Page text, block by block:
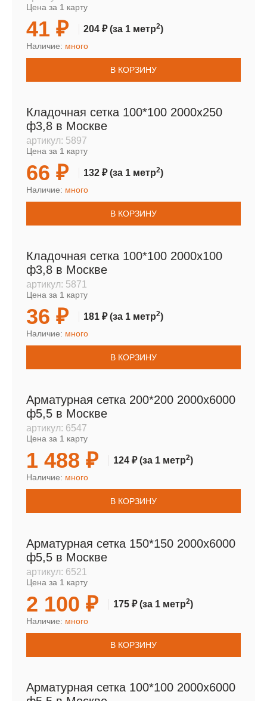
Цена за 1 карту
41 ₽ 204 ₽(за 1 метр2)
Наличие: много
В КОРЗИНУ
Кладочная сетка 100*100 2000х250
ф3,8 в Москве
артикул: 5897
Цена за 1 карту
66 ₽ 132 ₽(за 1 метр2)
Наличие: много
В КОРЗИНУ
Кладочная сетка 100*100 2000х100
ф3,8 в Москве
артикул: 5871
Цена за 1 карту
36 ₽ 181 ₽(за 1 метр2)
Наличие: много
В КОРЗИНУ
Арматурная сетка 200*200 2000х6000
ф5,5 в Москве
артикул: 6547
Цена за 1 карту
1 488 ₽ 124 ₽(за 1 метр2)
Наличие: много
В КОРЗИНУ
Арматурная сетка 150*150 2000х6000
ф5,5 в Москве
артикул: 6521
Цена за 1 карту
2 100 ₽ 175 ₽(за 1 метр2)
Наличие: много
В КОРЗИНУ
Арматурная сетка 100*100 2000х6000